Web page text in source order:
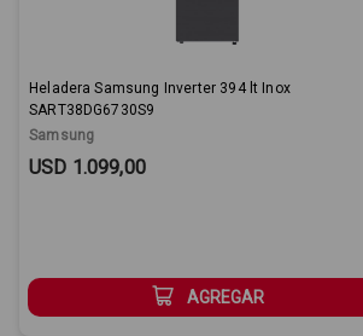
Heladera Samsung Inverter 394 lt Inox
SART38DG6730S9
Samsung
Sale Price:
USD 1.099,00
AGREGAR